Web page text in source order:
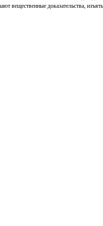
вещественные доказательства,